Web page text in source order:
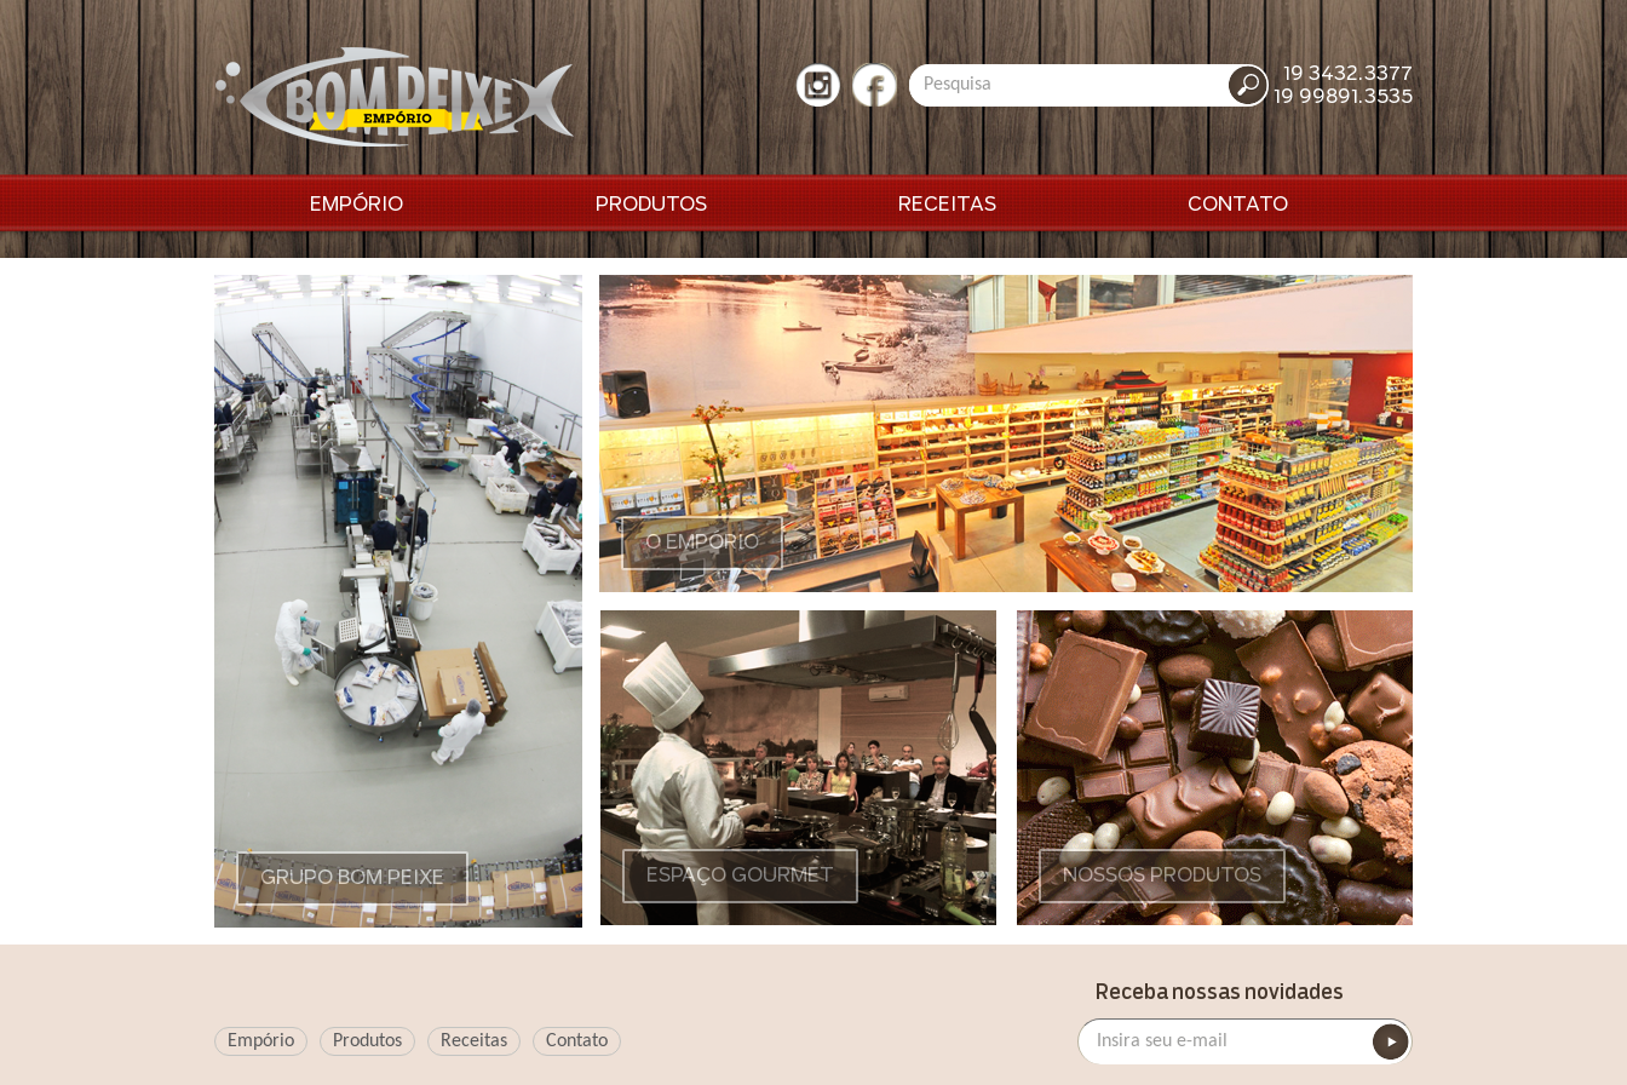
19 3432.3377
19 99891.3535
EMPÓRIO PRODUTOS RECEITAS CONTATO
GRUPO BOM PEIXE
O EMPÓRIO
ESPAÇO GOURMET NOSSOS PRODUTOS
Empório Produtos Receitas Contato
Receba nossas novidades